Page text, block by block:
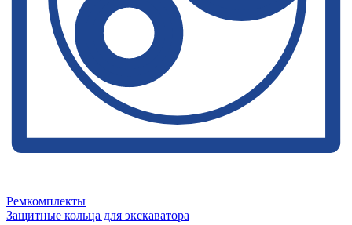
Ремкомплекты
Защитные кольца для экскаватора